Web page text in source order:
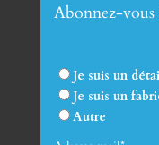
Abonnez-
Je suis un
Je suis un
Autre